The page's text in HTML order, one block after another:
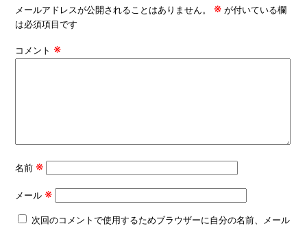
メールアドレスが公開されることはありません。 ※ が付いている欄
は必須項目です
コメント ※
名前 ※
メール ※
次回のコメントで使用するためブラウザーに自分の名前、メール